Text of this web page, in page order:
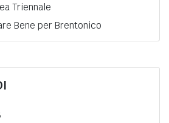
Triennale
Bene per Brentonico